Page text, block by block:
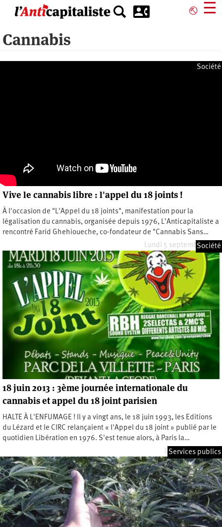
principal
⎋ ☰
Cannabis
Société
Vive le cannabis libre : l'appel du 18 joints !
À l'occasion de "L'Appel du 18 joints", manifestation pour la
légalisation du cannabis, organisée depuis 1976, L'Anticapitaliste a
rencontré Farid Ghehioueche, co-fondateur de "Cannabis Sans…
Lundi 5 septembre 2022
Société
18 juin 2013 : 3ème journée internationale du
cannabis et appel du 18 joint parisien
HALTE À L'ENFUMAGE ! Il y a vingt ans, le 18 juin 1993, les Editions
du Lézard et le CIRC relançaient « l'Appel du 18 joint » publié par le
quotidien Libération en 1976. S'est tenue alors, à Paris la…
Lundi 17 juin 2013
Services publics